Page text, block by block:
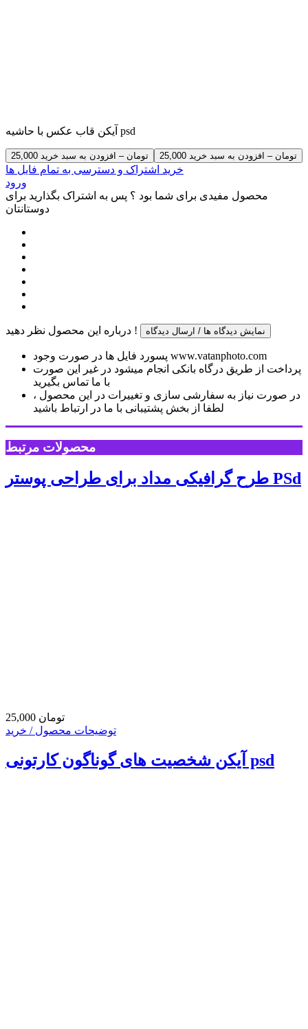
آیکن قاب عکس با حاشیه psd
25,000 تومان – افزودن به سبد خرید
خرید اشتراک و دسترسی به تمام فایل ها
ورود
محصول مفیدی برای شما بود ؟ پس به اشتراک بگذارید برای
دوستانتان
درباره این محصول نظر دهید ! نمایش دیدگاه ها / ارسال دیدگاه
پسورد فایل ها در صورت وجود www.vatanphoto.com
پرداخت از طریق درگاه بانکی انجام میشود در غیر این صورت
با ما تماس بگیرید
در صورت نیاز به سفارشی سازی و تغییرات در این محصول ،
لطفا از بخش پشتیبانی با ما در ارتباط باشید
محصولات مرتبط
طرح گرافیکی مداد برای طراحی پوستر PSd
25,000 تومان
توضیحات محصول / خرید
آیکن شخصیت های گوناگون کارتونی psd